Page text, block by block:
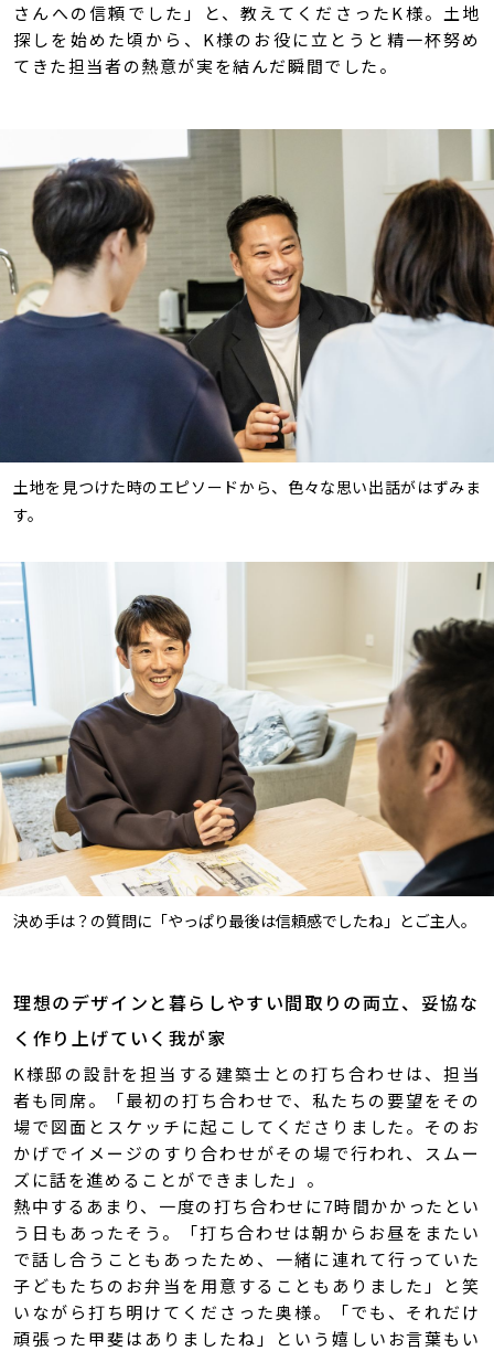
さんへの信頼でした」と、教えてくださったK様。土地
探しを始めた頃から、K様のお役に立とうと精一杯努め
てきた担当者の熱意が実を結んだ瞬間でした。
土地を見つけた時のエピソードから、色々な思い出話がはずみま
す。
決め手は？の質問に「やっぱり最後は信頼感でしたね」とご主人。
理想のデザインと暮らしやすい間取りの両立、妥協な
く作り上げていく我が家
K様邸の設計を担当する建築士との打ち合わせは、担当
者も同席。「最初の打ち合わせで、私たちの要望をその
場で図面とスケッチに起こしてくださりました。そのお
かげでイメージのすり合わせがその場で行われ、スムー
ズに話を進めることができました」。
熱中するあまり、一度の打ち合わせに7時間かかったとい
う日もあったそう。「打ち合わせは朝からお昼をまたい
で話し合うこともあったため、一緒に連れて行っていた
子どもたちのお弁当を用意することもありました」と笑
いながら打ち明けてくださった奥様。「でも、それだけ
頑張った甲斐はありましたね」という嬉しいお言葉もい